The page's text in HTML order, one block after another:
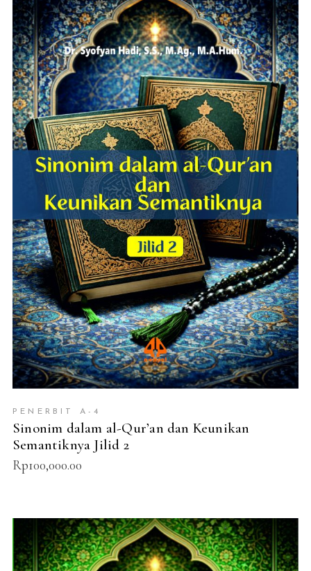
ADD TO CART
PENERBIT A-4
Sinonim dalam al-Qur’an dan Keunikan
Semantiknya Jilid 2
Rp100,000.00